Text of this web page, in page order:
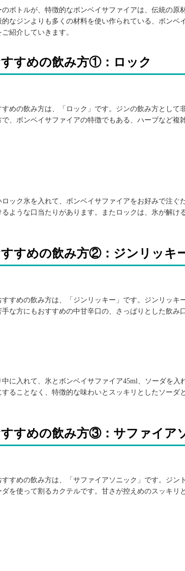
ボトルが、特徴的なボンベイサファイアは、伝統の原
なジンよりも多くの材料を使い作られている、ボンベ
紹介していきます。
すめの飲み方①：ロック
めの飲み方は、「ロック」です。ジンの飲み方として
、ボンベイサファイアの特徴でもある、ハーブなど複
ック氷を入れて、ボンベイサファイアをお好みで注ぐ
ような口当たりがあります。またロックは、氷が解け
すめの飲み方②：ジンリッキ
すめの飲み方は、「ジンリッキー」です。ジンリッキ
な方にもおすすめの中甘辛口の、さっぱりとした飲み
に入れて、氷とボンベイサファイア45ml、ソーダを入
ることなく、特徴的な味わいとスッキリとしたソーダ
すめの飲み方③：サファイア
すめの飲み方は、「サファイアソニック」です。ジン
を使って割るカクテルです。甘さが控えめのスッキリ